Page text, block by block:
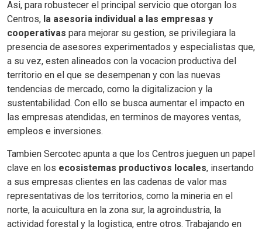
Asi, para robustecer el principal servicio que otorgan los
Centros, la asesoria individual a las empresas y
cooperativas para mejorar su gestion, se privilegiara la
presencia de asesores experimentados y especialistas que,
a su vez, esten alineados con la vocacion productiva del
territorio en el que se desempenan y con las nuevas
tendencias de mercado, como la digitalizacion y la
sustentabilidad. Con ello se busca aumentar el impacto en
las empresas atendidas, en terminos de mayores ventas,
empleos e inversiones.
Tambien Sercotec apunta a que los Centros jueguen un papel
clave en los ecosistemas productivos locales, insertando
a sus empresas clientes en las cadenas de valor mas
representativas de los territorios, como la mineria en el
norte, la acuicultura en la zona sur, la agroindustria, la
actividad forestal y la logistica, entre otros. Trabajando en